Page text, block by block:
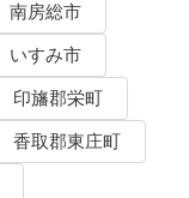
南房総市
いすみ市
印旛郡栄町
香取郡東庄町